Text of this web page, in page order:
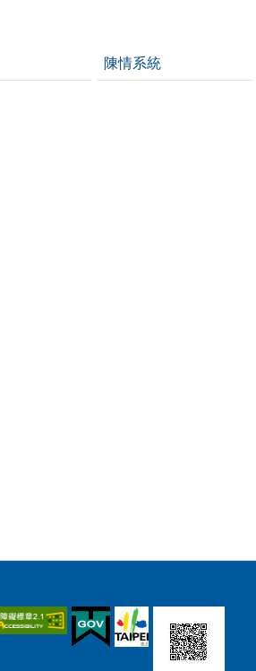
陳情系統